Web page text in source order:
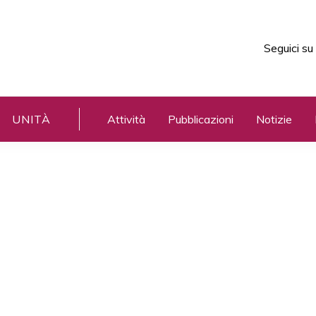
Seguici su
UNITÀ Attività Pubblicazioni Notizie